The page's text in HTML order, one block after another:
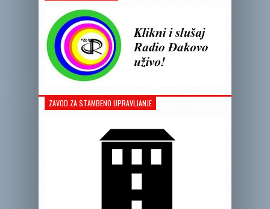
ZAVOD ZA STAMBENO UPRAVLJANJE